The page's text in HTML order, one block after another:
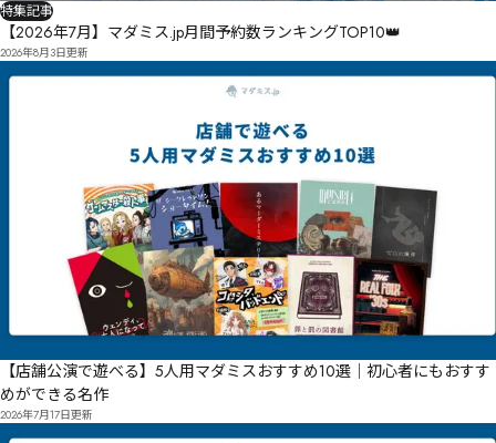
特集記事
【2026年7月】マダミス.jp月間予約数ランキングTOP10👑
2026年8月3日更新
【店舗公演で遊べる】5人用マダミスおすすめ10選｜初心者にもおすす
めができる名作
2026年7月17日更新